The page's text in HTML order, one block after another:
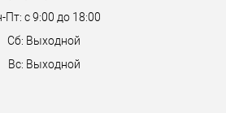
Пт: с 9:00 до 18:00
Сб: Выходной
Вс: Выходной